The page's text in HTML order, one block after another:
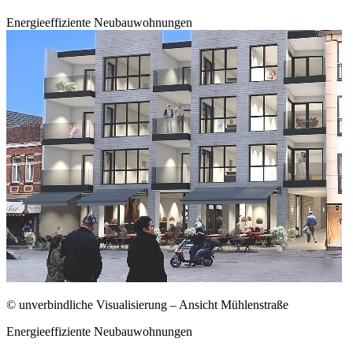
Energieeffiziente Neubauwohnungen
© unverbindliche Visualisierung – Ansicht Mühlenstraße
Energieeffiziente Neubauwohnungen